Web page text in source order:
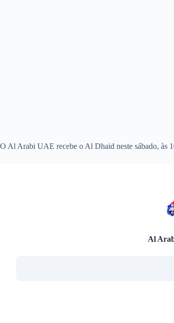
O Al Arabi UAE recebe o Al Dhaid neste sábado, às
Al